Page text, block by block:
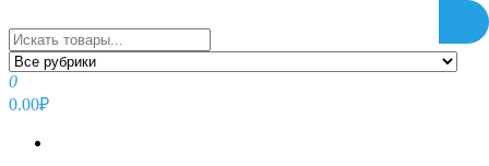
к
содержимому
0
0.00₽